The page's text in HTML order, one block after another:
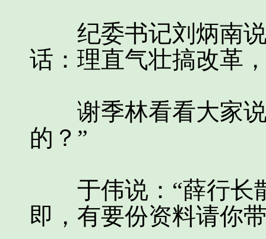
纪委书记刘炳南说
话：理直气壮搞改革
谢季林看看大家说
的？”
于伟说：“薛行长
即，有要份资料请你